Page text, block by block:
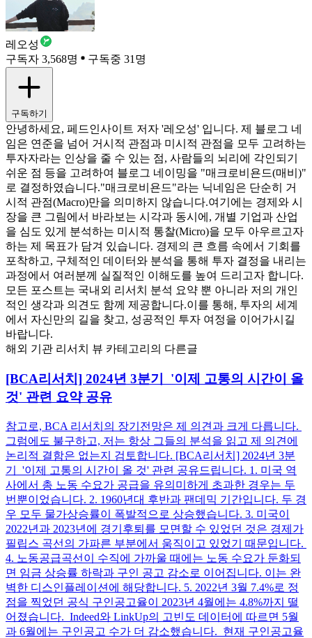
레오성
구독자 3,568명
구독중 31명
구독하기
안녕하세요, 페드인사이트 저자 '레오성' 입니다. 제 블로그 네
임은 연준을 넘어 거시적 관점과 미시적 관점을 모두 고려하는
투자자라는 인상을 줄 수 있는 점, 사람들의 뇌리에 각인되기
쉬운 점 등을 고려하여 블로그 네이밍을 "매크로비욘드(매비)"
로 결정하였습니다. ​"매크로비욘드"라는 닉네임은 단순히 거
시적 관점(Macro)만을 의미하지 않습니다. ​여기에는 경제와 시
장을 큰 그림에서 바라보는 시각과 동시에, 개별 기업과 산업
을 심도 있게 분석하는 미시적 통찰(Micro)을 모두 아우르고자
하는 제 목표가 담겨 있습니다. 경제의 큰 흐름 속에서 기회를
포착하고, 구체적인 데이터와 분석을 통해 투자 결정을 내리는
과정에서 여러분께 실질적인 이해도를 높여 드리고자 합니다. ​
모든 포스트는 국내외 리서치 분석 요약 뿐 아니라 저의 개인
적인 생각과 의견도 함께 제공합니다. ​이를 통해, 투자의 세계
에서 자신만의 길을 찾고, 성공적인 투자 여정을 이어가시길
바랍니다.
해외 기관 리서치 뷰 카테고리의 다른글
[BCA리서치] 2024년 3분기 '이제 고통의 시간이 올
것' 관련 요약 공유
참고로, BCA 리서치의 장기전망은 제 의견과 크게 다릅니다.
그럼에도 불구하고, 저는 항상 그들의 분석을 읽고 제 의견에
논리적 결함은 없는지 검토합니다. [BCA리서치] 2024년 3분
기 '이제 고통의 시간이 올 것' 관련 공유드립니다. 1. 미국 역
사에서 총 노동 수요가 공급을 유의미하게 초과한 경우는 두
번뿐이었습니다. 2. 1960년대 후반과 팬데믹 기간입니다. 두 경
우 모두 물가상승률이 폭발적으로 상승했습니다. 3. 미국이
2022년과 2023년에 경기후퇴를 모면할 수 있었던 것은 경제가
필립스 곡선의 가파른 부분에서 움직이고 있었기 때문입니다.
4. 노동공급곡선이 수직에 가까울 때에는 노동 수요가 둔화되
면 임금 상승률 하락과 구인 공고 감소로 이어집니다. 이는 완
벽한 디스인플레이션에 해당합니다. 5. 2022년 3월 7.4%로 정
점을 찍었던 공식 구인공고율이 2023년 4월에는 4.8%까지 떨
어졌습니다. Indeed와 LinkUp의 고빈도 데이터에 따르면 5월
과 6월에는 구인공고 수가 더 감소했습니다. 현재 구인공고율